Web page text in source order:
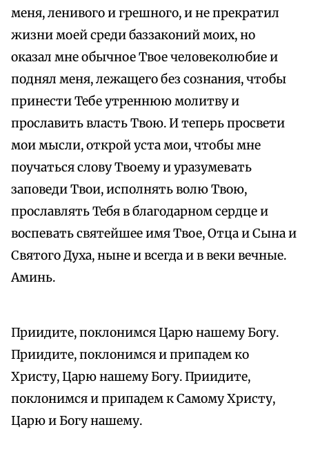
меня, ленивого и грешного, и не прекратил
жизни моей среди баззаконий моих, но
оказал мне обычное Твое человеколюбие и
поднял меня, лежащего без сознания, чтобы
принести Тебе утреннюю молитву и
прославить власть Твою. И теперь просвети
мои мысли, открой уста мои, чтобы мне
поучаться слову Твоему и уразумевать
заповеди Твои, исполнять волю Твою,
прославлять Тебя в благодарном сердце и
воспевать святейшее имя Твое, Отца и Сына и
Святого Духа, ныне и всегда и в веки вечные.
Аминь.
Приидите, поклонимся Царю нашему Богу.
Приидите, поклонимся и припадем ко
Христу, Царю нашему Богу. Приидите,
поклонимся и припадем к Самому Христу,
Царю и Богу нашему.